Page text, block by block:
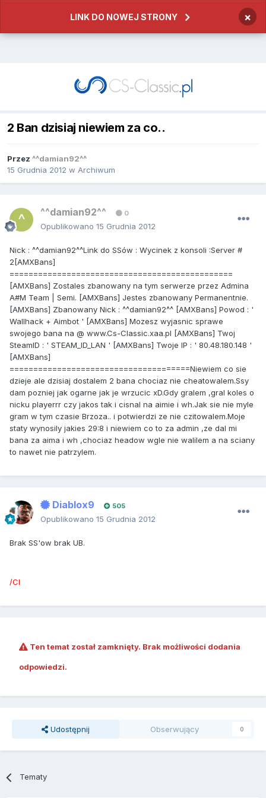
LINK DO NOWEJ STRONY ×
2 Ban dzisiaj niewiem za co..
Przez ^^damian92^^
15 Grudnia 2012 w Archiwum
^^damian92^^ 0
Opublikowano 15 Grudnia 2012
Nick : ^^damian92^^Link do SSów : Wycinek z konsoli :Server #
2[AMXBans]
===============================================
[AMXBans] Zostales zbanowany na tym serwerze przez Admina
A#M Team | Semi. [AMXBans] Jestes zbanowany Permanentnie.
[AMXBans] Zbanowany Nick : ^^damian92^^ [AMXBans] Powod : '
Wallhack + Aimbot ' [AMXBans] Mozesz wyjasnic sprawe
swojego bana na @ www.Cs-Classic.xaa.pl [AMXBans] Twoj
SteamID : ' STEAM_ID_LAN ' [AMXBans] Twoje IP : ' 80.48.180.148 '
[AMXBans]
======================================Niewiem co sie
dzieje ale dzisiaj dostalem 2 bana chociaz nie cheatowalem.Ssy
dam pozniej jak ogarne jak je wrzucic xD.Gdy gralem ,gral koles o
nicku playerrr czy jakos tak i cisnal na aimie i wh.Jak sie nie myle
gram w tym czasie Brzoza.. i potwierdzi ze nie czitowalem.Moje
staty wynosily jakies 29:8 i niewiem co to za admin ,ze dal mi
bana za aima i wh ,chociaz headow wgle nie walilem a na sciany
to nawet nie patrzylem.
Diablox9 505
Opublikowano 15 Grudnia 2012
Brak SS'ow brak UB.
/Cl
Ten temat został zamknięty. Brak możliwości dodania
odpowiedzi.
Udostępnij Obserwujący 0
Tematy